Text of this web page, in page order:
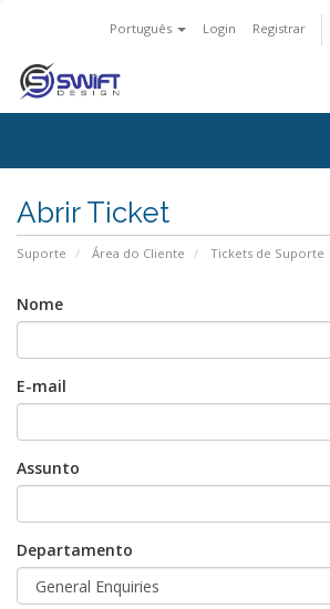
Português Login Registrar
Abrir Ticket
Suporte Área do Cliente Tickets de Suporte
Nome
E-mail
Assunto
Departamento